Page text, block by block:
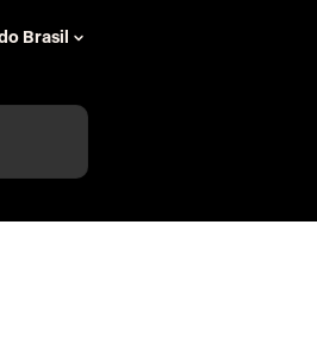
Brasil